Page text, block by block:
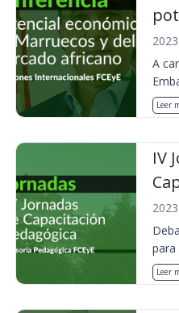
A
Leer
IV
para
Leer